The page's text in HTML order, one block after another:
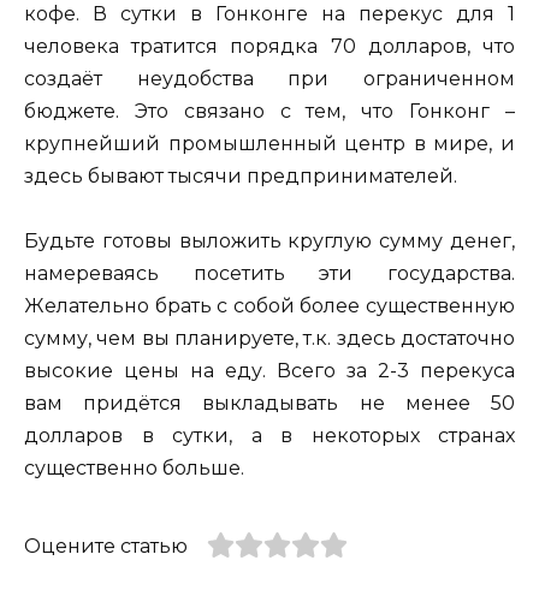
кофе. В сутки в Гонконге на перекус для 1
человека тратится порядка 70 долларов, что
создаёт неудобства при ограниченном
бюджете. Это связано с тем, что Гонконг –
крупнейший промышленный центр в мире, и
здесь бывают тысячи предпринимателей.
Будьте готовы выложить круглую сумму денег,
намереваясь посетить эти государства.
Желательно брать с собой более существенную
сумму, чем вы планируете, т.к. здесь достаточно
высокие цены на еду. Всего за 2-3 перекуса
вам придётся выкладывать не менее 50
долларов в сутки, а в некоторых странах
существенно больше.
Оцените статью